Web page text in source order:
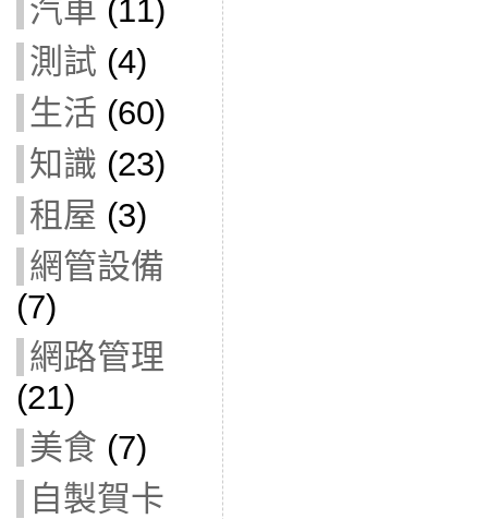
汽車 (11)
測試 (4)
生活 (60)
知識 (23)
租屋 (3)
網管設備
(7)
網路管理
(21)
美食 (7)
自製賀卡